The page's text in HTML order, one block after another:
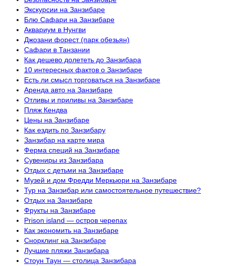
Экскурсии на Занзибаре
Блю Сафари на Занзибаре
Аквариум в Нунгви
Джозани форест (парк обезьян)
Сафари в Танзании
Как дешево долететь до Занзибара
10 интересных фактов о Занзибаре
Есть ли смысл торговаться на Занзибаре
Аренда авто на Занзибаре
Отливы и приливы на Занзибаре
Пляж Кендва
Цены на Занзибаре
Как ездить по Занзибару
Занзибар на карте мира
Ферма специй на Занзибаре
Сувениры из Занзибара
Отдых с детьми на Занзибаре
Музей и дом Фредди Меркьюри на Занзибаре
Тур на Занзибар или самостоятельное путешествие?
Отдых на Занзибаре
Фрукты на Занзибаре
Prison island — остров черепах
Как экономить на Занзибаре
Снорклинг на Занзибаре
Лучшие пляжи Занзибара
Стоун Таун — столица Занзибара